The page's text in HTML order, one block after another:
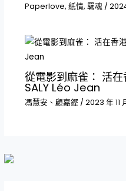
Paperlove, 紙情, 羈魂 /
從電影到麻雀： 活
SALY Léo Jean
馮慧安、顧嘉鏗 / 2023 年 11